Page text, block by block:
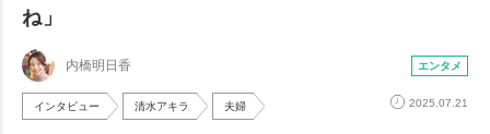
ね」
内橋明日香 エンタメ
インタビュー 清水アキラ 夫婦 2025.07.21